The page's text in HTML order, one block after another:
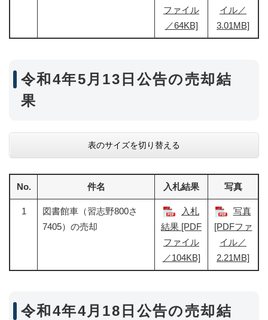
ファイル
／64KB]
イル／
3.01MB]
令和4年5月13日公告の売却結
果
表のサイズを切り替える
No. 件名 入札結果 写真
1
図書館車（習志野800さ
7405）の売却
入札
結果 [PDF
ファイル
／104KB]
写真
[PDFファ
イル／
2.21MB]
令和4年4月18日公告の売却結